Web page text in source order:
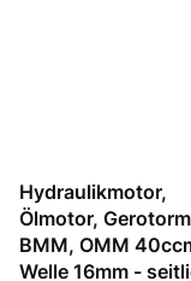
Hydraulikmotor,
Ölmotor,
BMM, OMM
Welle 16mm -